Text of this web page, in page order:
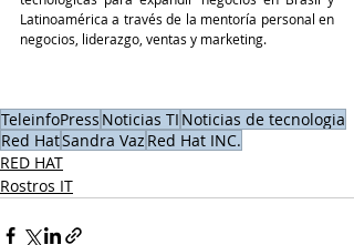
Latinoamérica a través de la mentoría personal en
negocios, liderazgo, ventas y marketing.
TeleinfoPress Noticias TI Noticias de tecnologia
Red HatSandra Vaz Red Hat INC.
RED HAT
Rostros IT